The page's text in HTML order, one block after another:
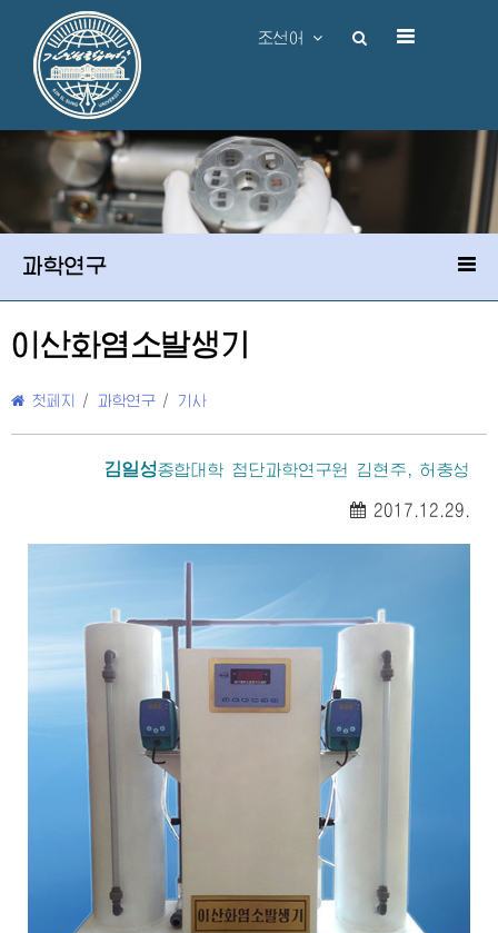
조선어
과학연구
이산화염소발생기
첫페지 / 과학연구 / 기사
김일성종합대학 첨단과학연구원 김현주, 허충성
2017.12.29.